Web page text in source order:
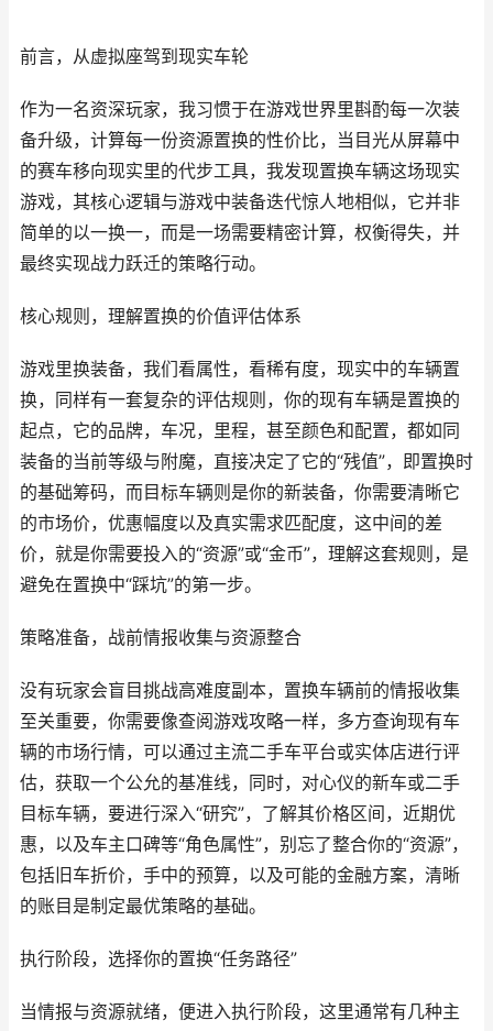
前言，从虚拟座驾到现实车轮
作为一名资深玩家，我习惯于在游戏世界里斟酌每一次装
备升级，计算每一份资源置换的性价比，当目光从屏幕中
的赛车移向现实里的代步工具，我发现置换车辆这场现实
游戏，其核心逻辑与游戏中装备迭代惊人地相似，它并非
简单的以一换一，而是一场需要精密计算，权衡得失，并
最终实现战力跃迁的策略行动。
核心规则，理解置换的价值评估体系
游戏里换装备，我们看属性，看稀有度，现实中的车辆置
换，同样有一套复杂的评估规则，你的现有车辆是置换的
起点，它的品牌，车况，里程，甚至颜色和配置，都如同
装备的当前等级与附魔，直接决定了它的“残值”，即置换时
的基础筹码，而目标车辆则是你的新装备，你需要清晰它
的市场价，优惠幅度以及真实需求匹配度，这中间的差
价，就是你需要投入的“资源”或“金币”，理解这套规则，是
避免在置换中“踩坑”的第一步。
策略准备，战前情报收集与资源整合
没有玩家会盲目挑战高难度副本，置换车辆前的情报收集
至关重要，你需要像查阅游戏攻略一样，多方查询现有车
辆的市场行情，可以通过主流二手车平台或实体店进行评
估，获取一个公允的基准线，同时，对心仪的新车或二手
目标车辆，要进行深入“研究”，了解其价格区间，近期优
惠，以及车主口碑等“角色属性”，别忘了整合你的“资源”，
包括旧车折价，手中的预算，以及可能的金融方案，清晰
的账目是制定最优策略的基础。
执行阶段，选择你的置换“任务路径”
当情报与资源就绪，便进入执行阶段，这里通常有几种主